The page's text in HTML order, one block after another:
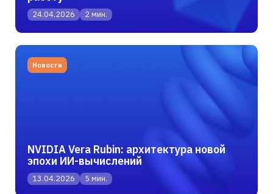
24.04.2026 2 мин.
Новости
13.04.2026 5 мин.
NVIDIA Vera Rubin: архитектура новой
эпохи ИИ-вычислений